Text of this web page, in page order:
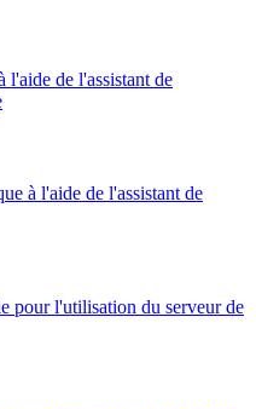
l'aide de l'assistant de
à l'aide de l'assistant de
pour l'utilisation du serveur de